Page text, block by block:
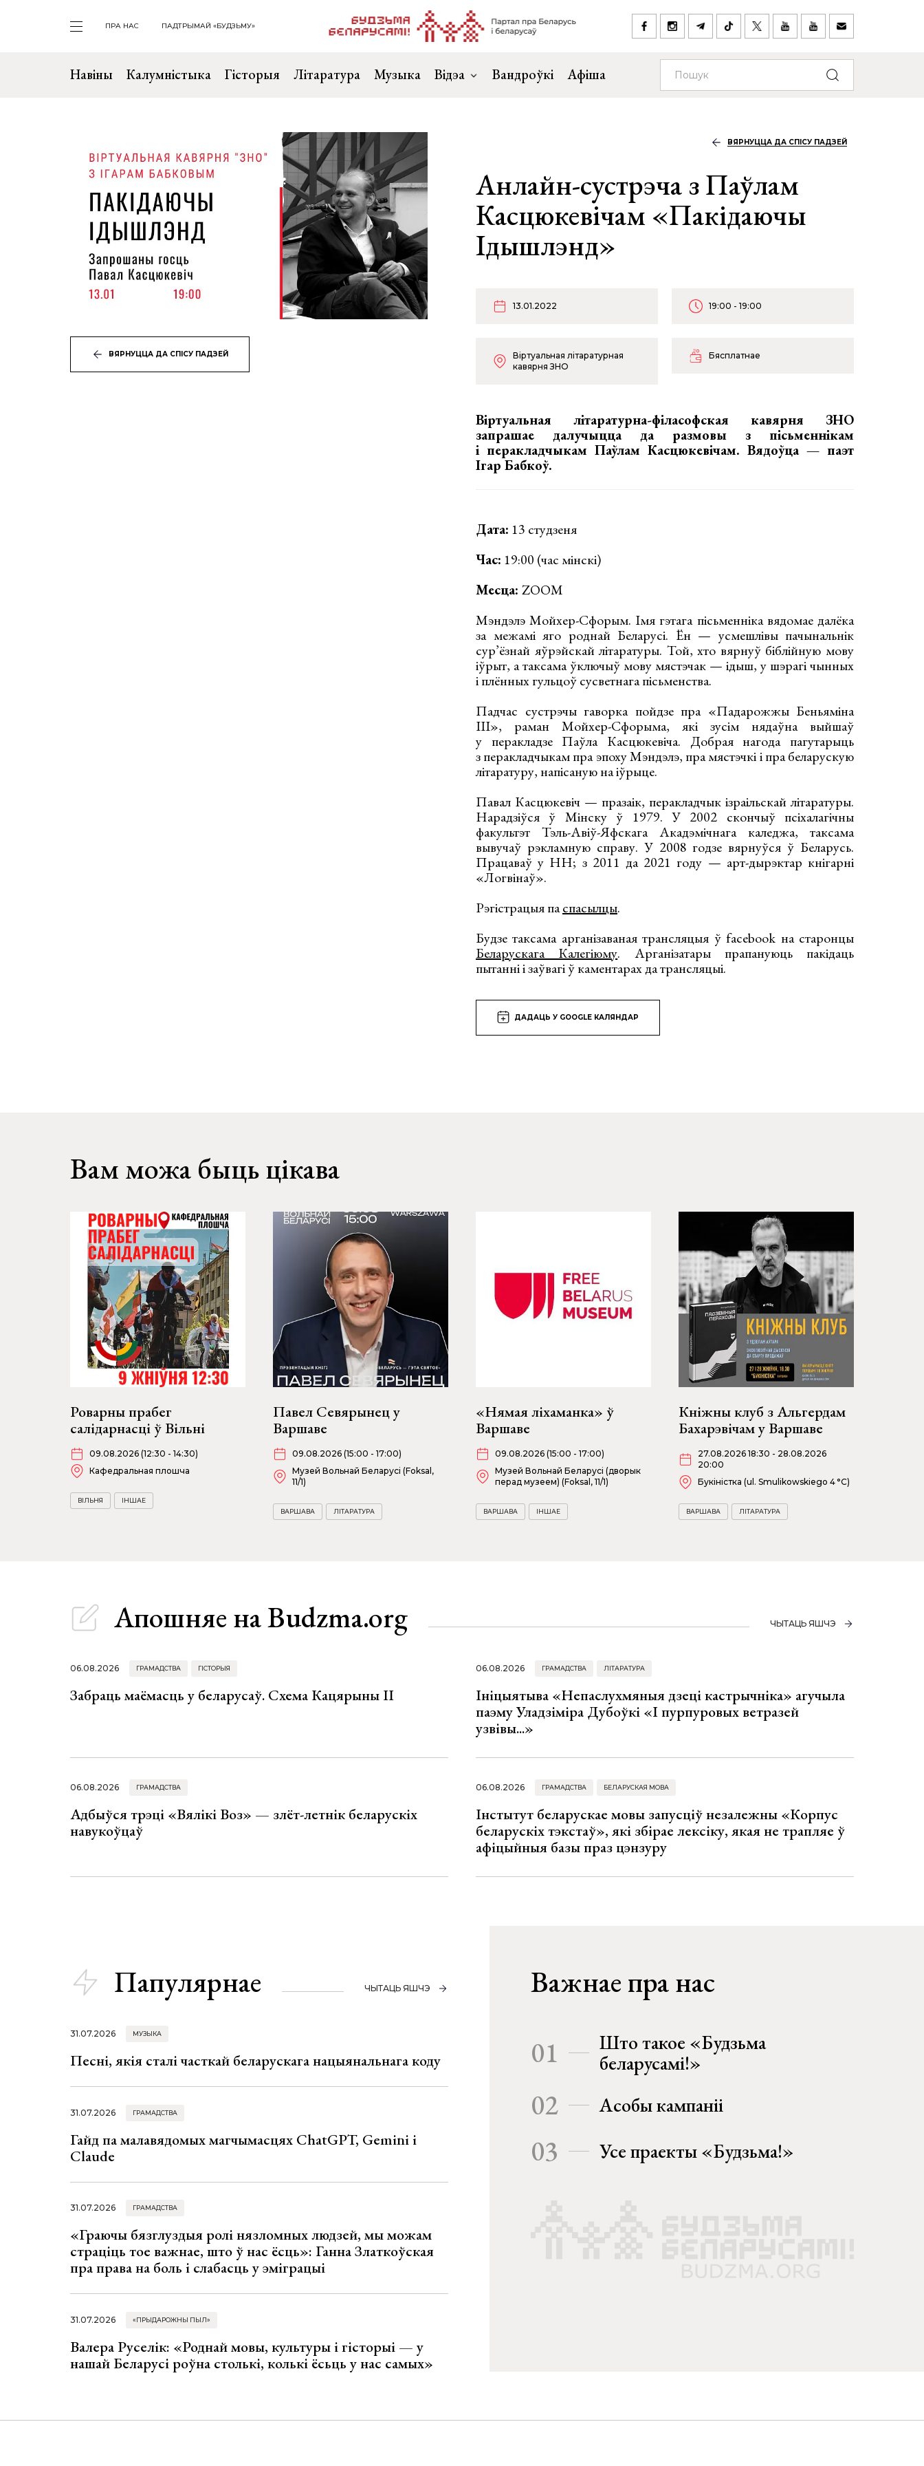
ПРА НАС ПАДТРЫМАЙ «БУДЗЬМУ»
Навіны Калумністыка Гісторыя Літаратура Музыка Відэа Вандроўкі Афіша
ВЯРНУЦЦА ДА СПІСУ ПАДЗЕЙ
ВЯРНУЦЦА ДА СПІСУ ПАДЗЕЙ
Анлайн-сустрэча з Паўлам
Касцюкевічам «Пакідаючы
Ідышлэнд»
13.01.2022 19:00 - 19:00
Віртуальная літаратурная
кавярня ЗНО
Бясплатнае
Віртуальная літаратурна-філасофская кавярня ЗНО
запрашае далучыцца да размовы з пісьменнікам
і перакладчыкам Паўлам Касцюкевічам. Вядоўца — паэт
Ігар Бабкоў.
Дата: 13 студзеня
Час: 19:00 (час мінскі)
Месца: ZOOM
Мэндэлэ Мойхер-Сфорым. Імя гэтага пісьменніка вядомае далёка
за межамі яго роднай Беларусі. Ён — усмешлівы пачынальнік
сур’ёзнай яўрэйскай літаратуры. Той, хто вярнуў біблійную мову
іўрыт, а таксама ўключыў мову мястэчак — ідыш, у шэрагі чынных
і плённых гульцоў сусветнага пісьменства.
Падчас сустрэчы гаворка пойдзе пра «Падарожжы Беньямiна
III», раман Мойхер-Сфорыма, які зусім нядаўна выйшаў
у перакладзе Паўла Касцюкевіча. Добрая нагода пагутарыць
з перакладчыкам пра эпоху Мэндэлэ, пра мястэчкі і пра беларускую
літаратуру, напісаную на іўрыце.
Павал Касцюкевіч — празаік, перакладчык ізраільскай літаратуры.
Нарадзіўся ў Мінску ў 1979. У 2002 скончыў псіхалагічны
факультэт Тэль-Авіў-Яфскага Акадэмічнага каледжа, таксама
вывучаў рэкламную справу. У 2008 годзе вярнуўся ў Беларусь.
Працаваў у НН; з 2011 да 2021 году — арт-дырэктар кнігарні
«Логвінаў».
Рэгістрацыя паспасылцы.
Будзе таксама арганізаваная трансляцыя ў facebook на старонцы
Беларускага Калегіюму. Арганізатары прапануюць пакідаць
пытанні і заўвагі ў каментарах да трансляцыі.
ДАДАЦЬ У GOOGLE КАЛЯНДАР
Вам можа быць цікава
Роварны прабег
салідарнасці ў Вільні
09.08.2026 (12:30 - 14:30)
Кафедральная плошча
ВІЛЬНЯ ІНШАЕ
Павел Севярынец у
Варшаве
09.08.2026 (15:00 - 17:00)
Музей Вольнай Беларусі (Foksal,
11/1)
ВАРШАВА ЛІТАРАТУРА
«Нямая ліхаманка» ў
Варшаве
09.08.2026 (15:00 - 17:00)
Музей Вольнай Беларусі (дворык
перад музеем) (Foksal, 11/1)
ВАРШАВА ІНШАЕ
Кніжны клуб з Альгердам
Бахарэвічам у Варшаве
27.08.2026 18:30 - 28.08.2026
20:00
Букіністка (ul. Smulikowskiego 4 °C)
ВАРШАВА ЛІТАРАТУРА
Апошняе на Budzma.org ЧЫТАЦЬ ЯШЧЭ
06.08.2026 ГРАМАДСТВА ГІСТОРЫЯ
Забраць маёмасць у беларусаў. Схема Кацярыны ІІ
06.08.2026 ГРАМАДСТВА ЛІТАРАТУРА
Ініцыятыва «Непаслухмяныя дзеці кастрычніка» агучыла
паэму Уладзіміра Дубоўкі «І пурпуровых ветразей
узвівы...»
06.08.2026 ГРАМАДСТВА
Адбыўся трэці «Вялікі Воз» — злёт-летнік беларускіх
навукоўцаў
06.08.2026 ГРАМАДСТВА БЕЛАРУСКАЯ МОВА
Інстытут беларускае мовы запусціў незалежны «Корпус
беларускіх тэкстаў», які збірае лексіку, якая не трапляе ў
афіцыйныя базы праз цэнзуру
Папулярнае ЧЫТАЦЬ ЯШЧЭ
31.07.2026 МУЗЫКА
Песні, якія сталі часткай беларускага нацыянальнага коду
31.07.2026 ГРАМАДСТВА
Гайд па малавядомых магчымасцях ChatGPT, Gemini і
Claude
31.07.2026 ГРАМАДСТВА
«Граючы бязглуздыя ролі нязломных людзей, мы можам
страціць тое важнае, што ў нас ёсць»: Ганна Златкоўская
пра права на боль і слабасць у эміграцыі
31.07.2026 «ПРЫДАРОЖНЫ ПЫЛ»
Валера Руселік: «Роднай мовы, культуры і гісторыі — у
нашай Беларусі роўна столькі, колькі ёсьць у нас самых»
Важнае пра нас
01
Што такое «Будзьма
беларусамі!»
02 Асобы кампаніі
03 Усе праекты «Будзьма!»